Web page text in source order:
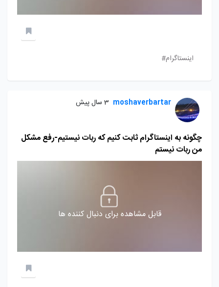
اینستاگرام#
moshaverbartar 3 سال پیش
چگونه به اینستاگرام ثابت کنیم که ربات نیستیم-رفع مشکل
من ربات نیستم
قابل مشاهده برای دنبال کننده ها